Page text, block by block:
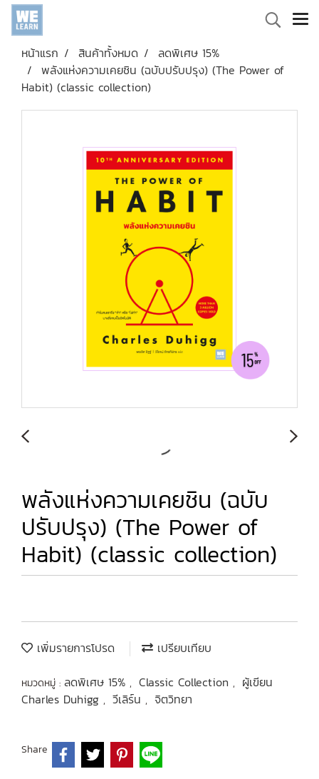
หน้าแรก สินค้าทั้งหมด
ลดพิเศษ 15%
พลังแห่งความเคยชิน (ฉบับปรับปรุง) (The Power of
Habit) (classic collection)
พลังแห่งความเคยชิน (ฉบับ
ปรับปรุง) (The Power of
Habit) (classic collection)
เพิ่มรายการโปรด เปรียบเทียบ
หมวดหมู่ : ลดพิเศษ 15% , Classic Collection , ผู้เขียน
Charles Duhigg , วีเลิร์น , จิตวิทยา
Share